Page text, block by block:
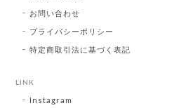
お問い合わせ
プライバシーポリシー
特定商取引法に基づく表記
LINK
Instagram